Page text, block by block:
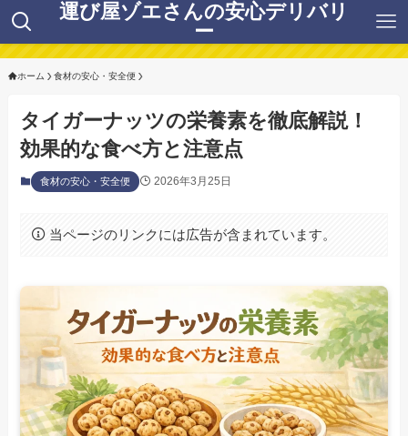
運び屋ゾエさんの安心デリバリ
ー
ホーム 食材の安心・安全便
タイガーナッツの栄養素を徹底解説！
効果的な食べ方と注意点
食材の安心・安全便 2026年3月25日
当ページのリンクには広告が含まれています。